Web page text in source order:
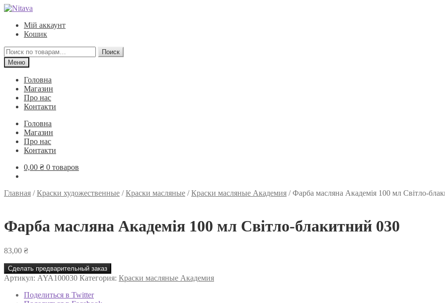
Перейти
навигации
Перейти
содержимому
Мій аккаунт
Кошик
Искать:
Поиск
Меню
Головна
Магазин
Про нас
Контакти
Головна
Магазин
Про нас
Контакти
0,00 ₴ 0 товаров
Главная /Краски художественные /Краски масляные /Краски масляные Академия /Фарба масляна Академія 100 мл Світло-
Фарба масляна Академія 100 мл Світло-блакитний 030
83,00 ₴
Сделать предварительный заказ
Артикул: AYA100030 Категория: Краски масляные Академия
Поделиться в Twitter